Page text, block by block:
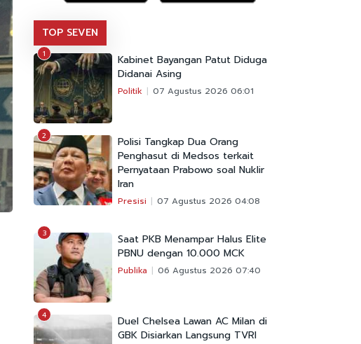
TOP SEVEN
1
Kabinet Bayangan Patut Diduga
Didanai Asing
Politik 07 Agustus 2026 06:01
2
Polisi Tangkap Dua Orang
Penghasut di Medsos terkait
Pernyataan Prabowo soal Nuklir
Iran
Presisi 07 Agustus 2026 04:08
3
Saat PKB Menampar Halus Elite
PBNU dengan 10.000 MCK
Publika 06 Agustus 2026 07:40
4
Duel Chelsea Lawan AC Milan di
GBK Disiarkan Langsung TVRI